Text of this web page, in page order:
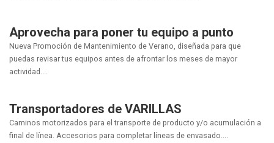
Aprovecha para poner tu equipo a punto
Nueva Promoción de Mantenimiento de Verano, diseñada para que
puedas revisar tus equipos antes de afrontar los meses de mayor
actividad....
Transportadores de VARILLAS
Caminos motorizados para el transporte de producto y/o acumulación a
final de línea. Accesorios para completar líneas de envasado....